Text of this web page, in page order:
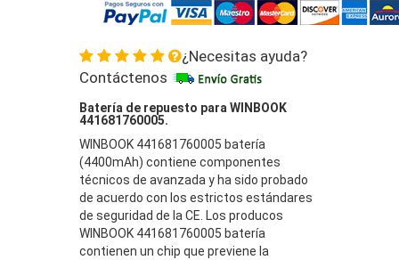
¿Necesitas ayuda?
Contáctenos
Batería de repuesto para WINBOOK
441681760005.
WINBOOK 441681760005 batería
(4400mAh) contiene componentes
técnicos de avanzada y ha sido probado
de acuerdo con los estrictos estándares
de seguridad de la CE. Los producos
WINBOOK 441681760005 batería
contienen un chip que previene la